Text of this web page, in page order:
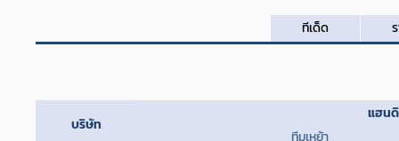
ทีเด็ด
บริษัท
แฮน
ทีมเหย้า